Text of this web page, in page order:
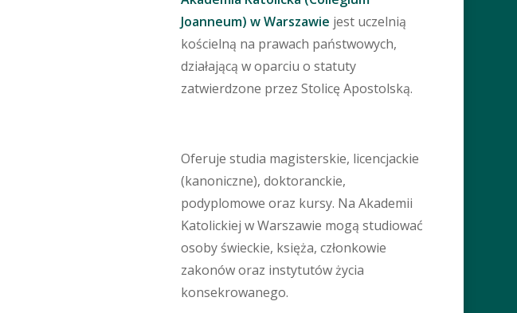
Joanneum) w Warszawie jest uczelnią
kościelną na prawach państwowych,
działającą w oparciu o statuty
zatwierdzone przez Stolicę Apostolską.
Oferuje studia magisterskie, licencjackie
(kanoniczne), doktoranckie,
podyplomowe oraz kursy. Na Akademii
Katolickiej w Warszawie mogą studiować
osoby świeckie, księża, członkowie
zakonów oraz instytutów życia
konsekrowanego.